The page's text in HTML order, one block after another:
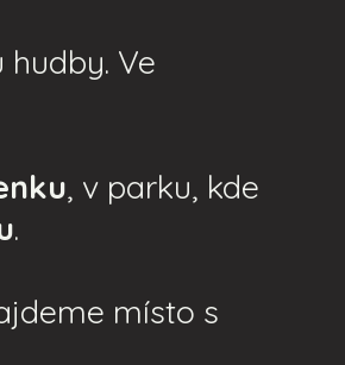
Ve
, v parku, kde
.
místo s